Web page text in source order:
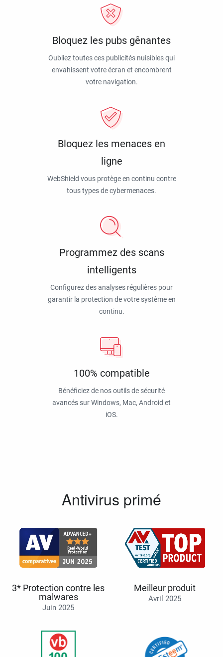
Bloquez les pubs gênantes
Oubliez toutes ces publicités nuisibles qui
envahissent votre écran et encombrent
votre navigation.
Bloquez les menaces en
ligne
WebShield vous protège en continu contre
tous types de cybermenaces.
Programmez des scans
intelligents
Configurez des analyses régulières pour
garantir la protection de votre système en
continu.
100% compatible
Bénéficiez de nos outils de sécurité
avancés sur Windows, Mac, Android et
iOS.
Antivirus primé
3* Protection contre les
malwares
Juin 2025
Meilleur produit
Avril 2025